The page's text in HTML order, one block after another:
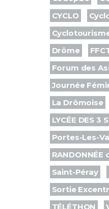
CYCLO
Drôme
Forum des
Journée
La Drômoise
LYCÉE DES 3
Portes-Les-
RANDONNÉE
Saint-Péray
Sortie
TÉLÉTHON